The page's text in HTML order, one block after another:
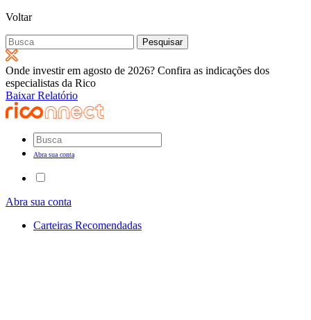
Voltar
Pesquisar
por:
Onde investir em agosto de 2026? Confira as indicações dos
especialistas da Rico
Baixar Relatório
Abra sua conta
Abra sua conta
Carteiras Recomendadas